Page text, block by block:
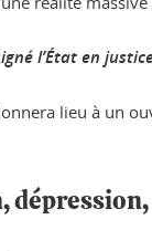
l’État en
lieu à un
dépression,